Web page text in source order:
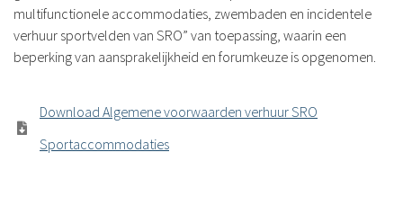
multifunctionele accommodaties, zwembaden en incidentele
verhuur sportvelden van SRO” van toepassing, waarin een
beperking van aansprakelijkheid en forumkeuze is opgenomen.
Download Algemene voorwaarden verhuur SRO
Sportaccommodaties